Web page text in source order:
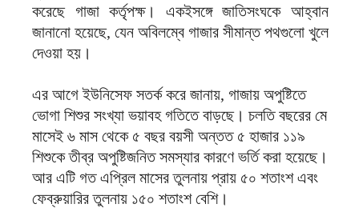
করেছে গাজা কর্তৃপক্ষ। একইসঙ্গে জাতিসংঘকে আহ্বান
জানানো হয়েছে, যেন অবিলম্বে গাজার সীমান্ত পথগুলো খুলে
দেওয়া হয়।
এর আগে ইউনিসেফ সতর্ক করে জানায়, গাজায় অপুষ্টিতে
ভোগা শিশুর সংখ্যা ভয়াবহ গতিতে বাড়ছে। চলতি বছরের মে
মাসেই ৬ মাস থেকে ৫ বছর বয়সী অন্তত ৫ হাজার ১১৯
শিশুকে তীব্র অপুষ্টিজনিত সমস্যার কারণে ভর্তি করা হয়েছে।
আর এটি গত এপ্রিল মাসের তুলনায় প্রায় ৫০ শতাংশ এবং
ফেব্রুয়ারির তুলনায় ১৫০ শতাংশ বেশি।